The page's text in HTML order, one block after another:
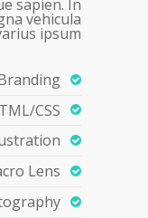
sapien. In
vehicula
ipsum.
CSS
Lens